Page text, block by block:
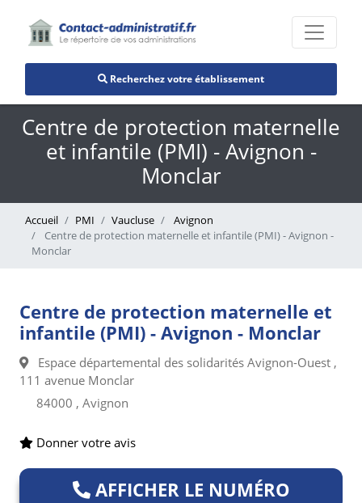
Recherchez votre établissement
Centre de protection maternelle
et infantile (PMI) - Avignon -
Monclar
Accueil PMI Vaucluse
Avignon
Centre de protection maternelle et infantile (PMI) - Avignon -
Monclar
Centre de protection maternelle et
infantile (PMI) - Avignon - Monclar
Espace départemental des solidarités Avignon-Ouest ,
111 avenue Monclar
84000 , Avignon
Donner votre avis
AFFICHER LE NUMÉRO